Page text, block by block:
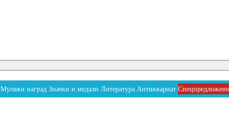
Муляжи наград Значки и медали Литература Антиквариат